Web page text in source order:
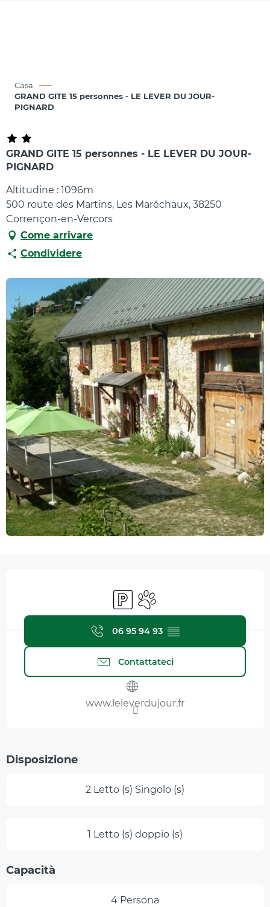
Casa
GRAND GITE 15 personnes - LE LEVER DU JOUR-
PIGNARD
GRAND GITE 15 personnes - LE LEVER DU JOUR-
PIGNARD
Altitudine : 1096m
500 route des Martins, Les Maréchaux, 38250
Corrençon-en-Vercors
Come arrivare
Condividere
Orari e contattiParcheggioAnimali ammessi
06 95 94 93 ▒▒
Contattateci
www.leleverdujour.fr
Disposizione
2 Letto (s) Singolo (s)
1 Letto (s) doppio (s)
Capacità
4 Persona